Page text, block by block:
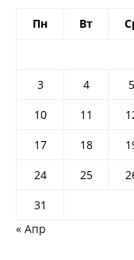
Пн Вт
3
4 5
10
11
17
18
24
25
31
« Апр